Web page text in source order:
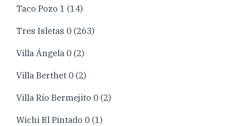
Taco Pozo 1 (14)
Tres Isletas 0 (263)
Villa Ángela 0 (2)
Villa Berthet 0 (2)
Villa Río Bermejito 0 (2)
Wichi El Pintado 0 (1)